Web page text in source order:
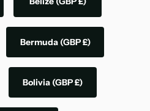
Bermuda (GBP £)
Bolivia (GBP £)